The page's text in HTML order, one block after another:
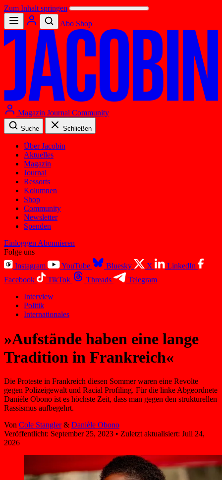
Zum Inhalt springen
Abo Shop
Magazin Journal Community
Suche Schließen
Über Jacobin
Aktuelles
Magazin
Journal
Ressorts
Kolumnen
Shop
Community
Newsletter
Spenden
Einloggen Abonnieren
Folge uns
Instagram
YouTube Bluesky X
LinkedIn
Facebook
TikTok Threads
Telegram
Interview
Politik
Internationales
»Aufstände haben eine lange
Tradition in Frankreich«
Die Proteste in Frankreich diesen Sommer waren eine Revolte
gegen Polizeigewalt und Racial Profiling. Für die linke Abgeordnete
Danièle Obono ist es höchste Zeit, dass man gegen den strukturellen
Rassismus aufbegehrt.
Von Cole Stangler& Danièle Obono
Veröffentlicht: September 25, 2023 • Zuletzt aktualisiert: Juli 24,
2026